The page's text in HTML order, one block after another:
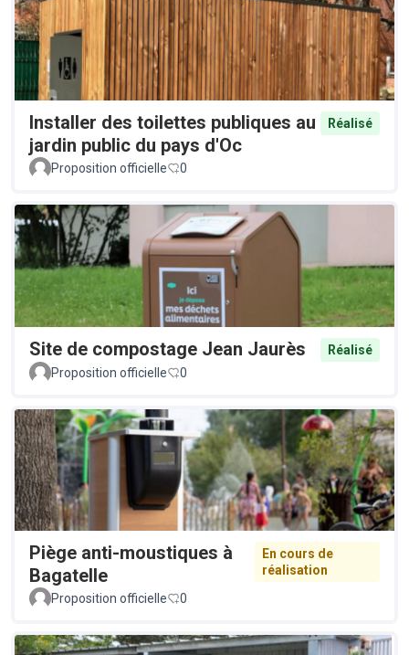
Installer des toilettes publiques au
jardin public du pays d'Oc
Réalisé
Proposition officielle 0
Site de compostage Jean Jaurès
Réalisé
Proposition officielle
0
Piège anti-moustiques à
Bagatelle
En cours de
réalisation
Proposition officielle
0